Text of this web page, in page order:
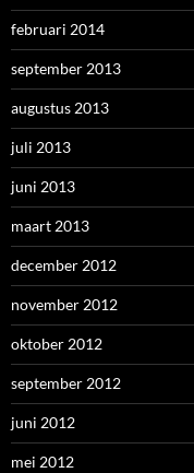
februari 2014
september 2013
augustus 2013
juli 2013
juni 2013
maart 2013
december 2012
november 2012
oktober 2012
september 2012
juni 2012
mei 2012